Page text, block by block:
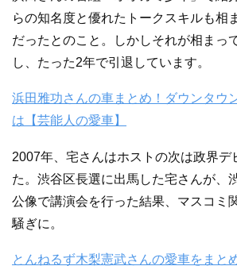
らの知名度と優れたトークスキルも相
だったとのこと。しかしそれが相まっ
し、たった2年で引退しています。
浜田雅功さんの車まとめ！ダウンタウ
は【芸能人の愛車】
2007年、宅さんはホストの次は政界デ
た。渋谷区長選に出馬した宅さんが、
公像で講演会を行った結果、マスコミ
騒ぎに。
とんねるず木梨憲武さんの愛車をまと